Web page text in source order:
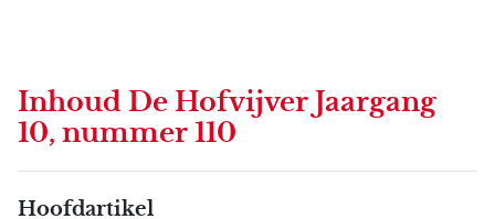
Inhoud De Hofvijver Jaargang
10, nummer 110
Hoofdartikel